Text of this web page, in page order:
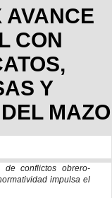
AVANCE
CON
Y
MAZO
conflictos obrero-
impulsa el